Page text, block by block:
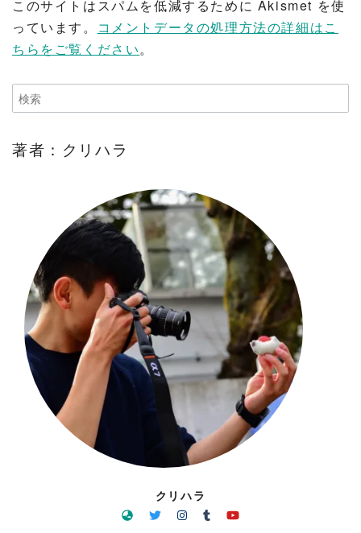
このサイトはスパムを低減するために Akismet を使
っています。
コメントデータの処理方法の詳細はこ
ちらをご覧ください。
著者：クリハラ
クリハラ